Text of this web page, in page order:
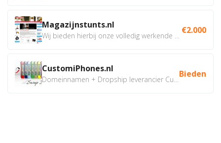
Magazijnstunts.nl €2.000
CustomiPhones.nl Bieden